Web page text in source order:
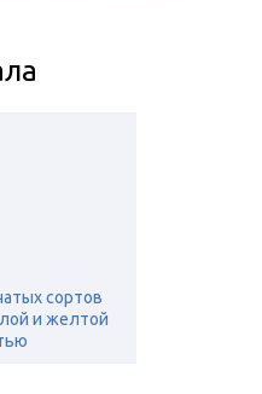
сортов
и желтой